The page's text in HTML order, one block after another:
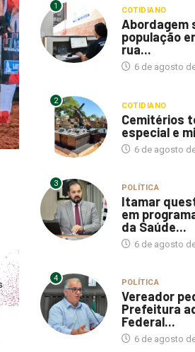
1 COTIDIANO
Abordagem
população
rua...
6 de agosto
2 COTIDIANO
Cemitérios
especial e
6 de agosto
3 POLÍTICA
Itamar
em
da Saúde...
6 de agosto
4 POLÍTICA
Vereador
Prefeitura
Federal...
6 de agosto